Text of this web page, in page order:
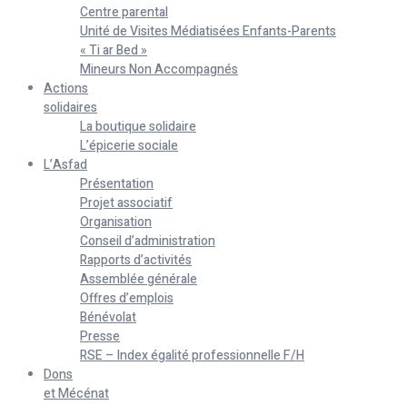
Centre parental
Unité de Visites Médiatisées Enfants-Parents
« Ti ar Bed »
Mineurs Non Accompagnés
Actions
solidaires
La boutique solidaire
L’épicerie sociale
L’Asfad
Présentation
Projet associatif
Organisation
Conseil d’administration
Rapports d’activités
Assemblée générale
Offres d’emplois
Bénévolat
Presse
RSE – Index égalité professionnelle F/H
Dons
et Mécénat